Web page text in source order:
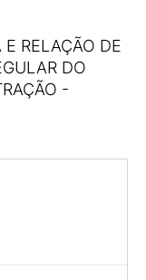
RELAÇÃO DE
DO
-